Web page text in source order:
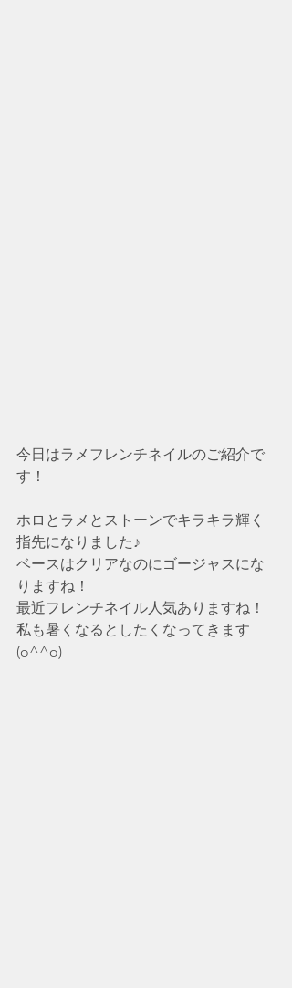
今日はラメフレンチネイルのご紹介で
す！
ホロとラメとストーンでキラキラ輝く
指先になりました♪
ベースはクリアなのにゴージャスにな
りますね！
最近フレンチネイル人気ありますね！
私も暑くなるとしたくなってきます
(o^^o)